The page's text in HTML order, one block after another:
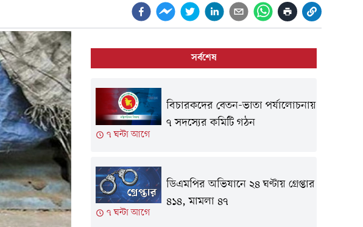
সর্বশেষ
৭ ঘন্টা আগে
বিচারকদের বেতন-ভাতা পর্যালোচনায়
৭ সদস্যের কমিটি গঠন
৭ ঘন্টা আগে
ডিএমপির অভিযানে ২৪ ঘণ্টায় গ্রেপ্তার
৪১৪, মামলা ৪৭